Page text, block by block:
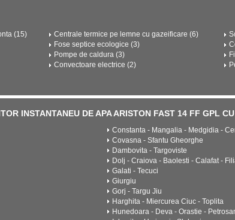
(15)
Centrale termice pe lemne cu gazeificare (6)
Fose septice ecologice (3)
Pompe de caldura (3)
Convectoare electrice (2)
INSTANTANEU DE APA ARISTON FAST 14 FF GPL
Constanta - Mangalia - Medgidia -
Covasna - Sfantu Gheorghe
Dambovita - Targoviste
Dolj - Craiova - Baolesti - Calafat -
Galati - Tecuci
Giurgiu
Gorj - Targu Jiu
Harghita - Miercurea Ciuc - Toplita
Hunedoara - Deva - Orastie -